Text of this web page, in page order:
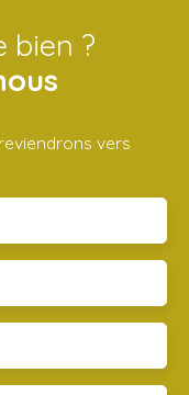
bien ?
vers